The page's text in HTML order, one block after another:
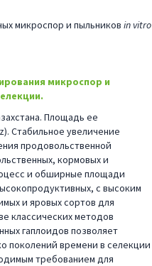
микроспор и пыльников in vitro
микроспор и
Площадь ее
Стабильное увеличение
продовольственной
кормовых и
и обширные площади
с высоким
и яровых сортов для
классических методов
гаплоидов позволяет
поколений времени в селекции
требованием для